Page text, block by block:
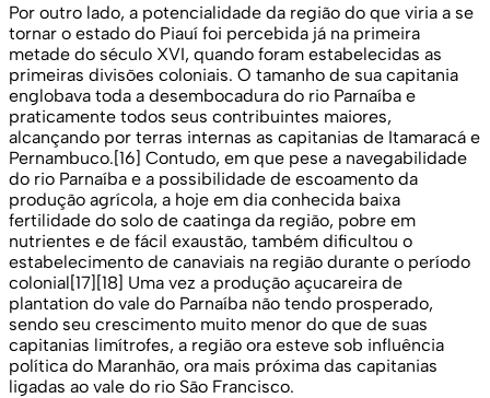
Por outro lado, a potencialidade da região do que viria a se
tornar o estado do Piauí foi percebida já na primeira
metade do século XVI, quando foram estabelecidas as
primeiras divisões coloniais. O tamanho de sua capitania
englobava toda a desembocadura do rio Parnaíba e
praticamente todos seus contribuintes maiores,
alcançando por terras internas as capitanias de Itamaracá e
Pernambuco.[16] Contudo, em que pese a navegabilidade
do rio Parnaíba e a possibilidade de escoamento da
produção agrícola, a hoje em dia conhecida baixa
fertilidade do solo de caatinga da região, pobre em
nutrientes e de fácil exaustão, também dificultou o
estabelecimento de canaviais na região durante o período
colonial[17][18] Uma vez a produção açucareira de
plantation do vale do Parnaíba não tendo prosperado,
sendo seu crescimento muito menor do que de suas
capitanias limítrofes, a região ora esteve sob influência
política do Maranhão, ora mais próxima das capitanias
ligadas ao vale do rio São Francisco.